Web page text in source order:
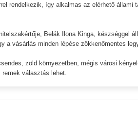
rendelkezik, így alkalmas az elérhető
Belák Ilona Kinga, készséggel
a vásárlás minden lépése zökkenőmentes
zöld környezetben, mégis városi
választás lehet.